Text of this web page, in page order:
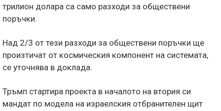
трилион долара са само разходи за обществени
поръчки.
Над 2/3 от тези разходи за обществени поръчки ще
произтичат от космическия компонент на системата,
се уточнява в доклада.
Тръмп стартира проекта в началото на втория си
мандат по модела на израелския отбранителен щит